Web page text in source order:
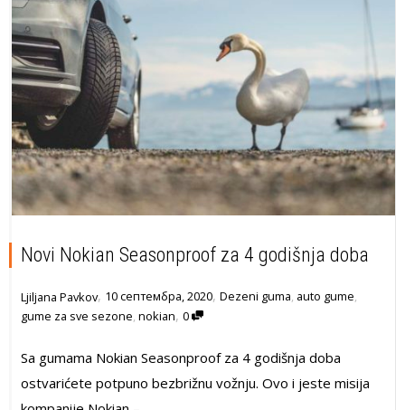
Novi Nokian Seasonproof za 4 godišnja doba
Ljiljana Pavkov, 10 септембра, 2020, Dezeni guma, auto gume,
gume za sve sezone, nokian, 0
Sa gumama Nokian Seasonproof za 4 godišnja doba
ostvarićete potpuno bezbrižnu vožnju. Ovo i jeste misija